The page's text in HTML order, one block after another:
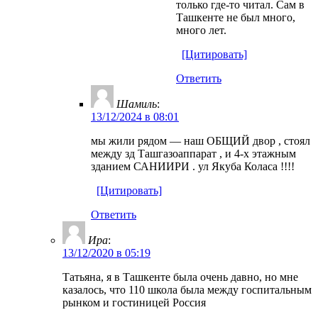
только где-то читал. Сам в
Ташкенте не был много,
много лет.
[Цитировать]
Ответить
Шамиль:
13/12/2024 в 08:01
мы жили рядом — наш ОБЩИЙ двор , стоял
между зд Ташгазоаппарат , и 4-х этажным
зданием САНИИРИ . ул Якуба Коласа !!!!
[Цитировать]
Ответить
Ира:
13/12/2020 в 05:19
Татьяна, я в Ташкенте была очень давно, но мне
казалось, что 110 школа была между госпитальным
рынком и гостиницей Россия